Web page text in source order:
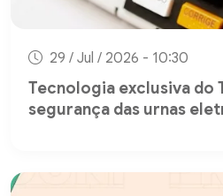
29 / Jul / 2026 - 10:30
Tecnologia exclusiva do
segurança das urnas